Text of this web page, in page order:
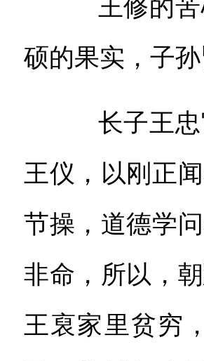
王修的苦
硕的果实，子
长子王忠
王仪，以刚正
节操，道德学
非命，所以，
王裒家里贫穷